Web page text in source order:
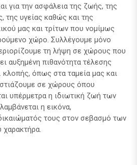
για την ασφάλεια της ζωής, της
της υγείας καθώς και της
μας και τρίτων που νομίμως
χώρο. Συλλέγουμε μόνο
τη λήψη σε χώρους που
αυξημένη πιθανότητα τέλεσης
όπως στα ταμεία μας και
σε χώρους όπου
υπέρμετρα η ιδιωτική ζωή των
η εικόνα,
τους στον σεβασμό των